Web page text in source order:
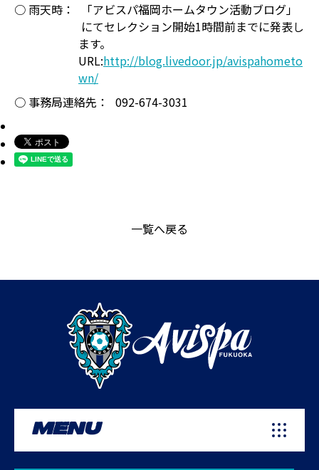
○ 雨天時：
「アビスパ福岡ホームタウン活動ブログ」
にてセレクション開始1時間前までに発表し
ます。
URL:http://blog.livedoor.jp/avispahometo
wn/
○ 事務局連絡先：
092-674-3031
一覧へ戻る
MENU